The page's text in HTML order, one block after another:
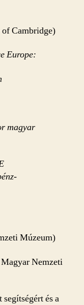
Cambridge)
Europe:
magyar
Múzeum)
Nemzeti
és a